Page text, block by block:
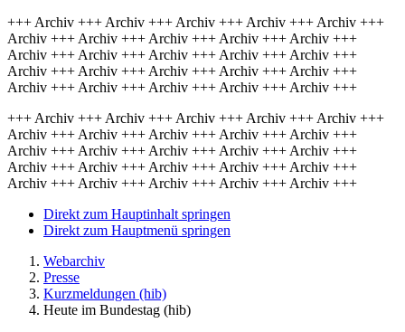
+++ Archiv +++ Archiv +++ Archiv +++ Archiv +++ Archiv +++
Archiv +++ Archiv +++ Archiv +++ Archiv +++ Archiv +++
Archiv +++ Archiv +++ Archiv +++ Archiv +++ Archiv +++
Archiv +++ Archiv +++ Archiv +++ Archiv +++ Archiv +++
Archiv +++ Archiv +++ Archiv +++ Archiv +++ Archiv +++
+++ Archiv +++ Archiv +++ Archiv +++ Archiv +++ Archiv +++
Archiv +++ Archiv +++ Archiv +++ Archiv +++ Archiv +++
Archiv +++ Archiv +++ Archiv +++ Archiv +++ Archiv +++
Archiv +++ Archiv +++ Archiv +++ Archiv +++ Archiv +++
Archiv +++ Archiv +++ Archiv +++ Archiv +++ Archiv +++
Direkt zum Hauptinhalt springen
Direkt zum Hauptmenü springen
Webarchiv
Presse
Kurzmeldungen (hib)
Heute im Bundestag (hib)